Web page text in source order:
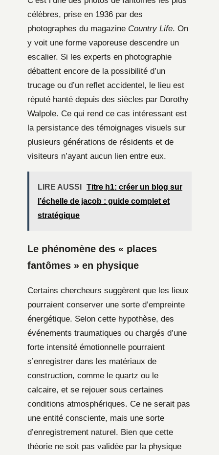
célèbres, prise en 1936 par des
photographes du magazine Country Life. On
y voit une forme vaporeuse descendre un
escalier. Si les experts en photographie
débattent encore de la possibilité d’un
trucage ou d’un reflet accidentel, le lieu est
réputé hanté depuis des siècles par Dorothy
Walpole. Ce qui rend ce cas intéressant est
la persistance des témoignages visuels sur
plusieurs générations de résidents et de
visiteurs n’ayant aucun lien entre eux.
LIRE AUSSI
Titre h1: créer un blog sur
l’échelle de jacob : guide complet et
stratégique
Le phénomène des « places
fantômes » en physique
Certains chercheurs suggèrent que les lieux
pourraient conserver une sorte d’empreinte
énergétique. Selon cette hypothèse, des
événements traumatiques ou chargés d’une
forte intensité émotionnelle pourraient
s’enregistrer dans les matériaux de
construction, comme le quartz ou le
calcaire, et se rejouer sous certaines
conditions atmosphériques. Ce ne serait pas
une entité consciente, mais une sorte
d’enregistrement naturel. Bien que cette
théorie ne soit pas validée par la physique